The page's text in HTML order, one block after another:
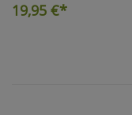
19,95 €*